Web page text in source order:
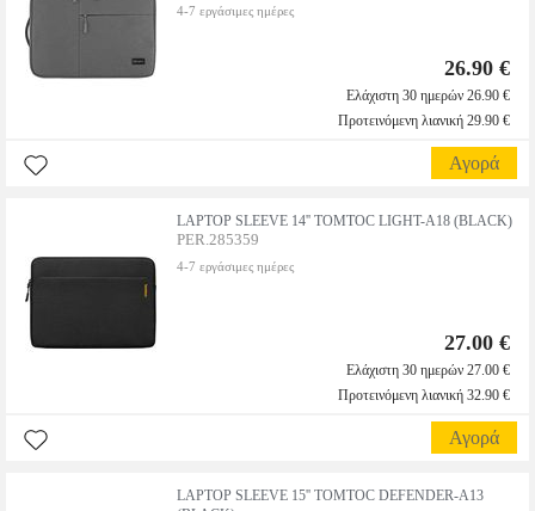
4-7 εργάσιμες ημέρες
26.90 €
Ελάχιστη 30 ημερών 26.90 €
Προτεινόμενη λιανική 29.90 €
Αγορά
LAPTOP SLEEVE 14'' TOMTOC LIGHT-A18 (BLACK)
PER.285359
4-7 εργάσιμες ημέρες
27.00 €
Ελάχιστη 30 ημερών 27.00 €
Προτεινόμενη λιανική 32.90 €
Αγορά
LAPTOP SLEEVE 15'' TOMTOC DEFENDER-A13